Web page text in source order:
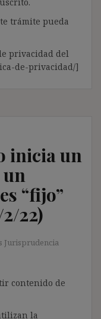
trámite pueda
privacidad del
de-privacidad/]
inicia un
“fijo”
22)
Jurisprudencia
contenido de
la